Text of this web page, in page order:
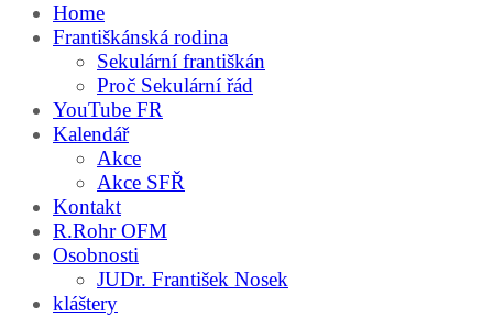
Home
Františkánská rodina
Sekulární františkán
Proč Sekulární řád
YouTube FR
Kalendář
Akce
Akce SFŘ
Kontakt
R.Rohr OFM
Osobnosti
JUDr. František Nosek
kláštery